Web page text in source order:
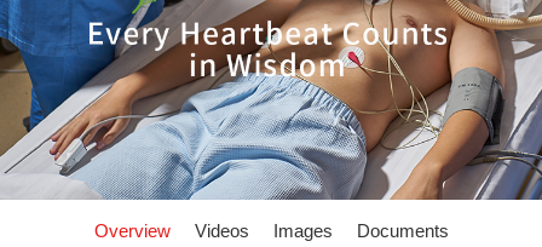
Overview Videos Images Documents